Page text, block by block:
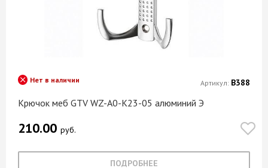
Крючок меб GTV WZ-A0-К23-05 алюминий Э
Нет в наличии
210.00 руб.
ПОДРОБНЕЕ
Артикул: В388